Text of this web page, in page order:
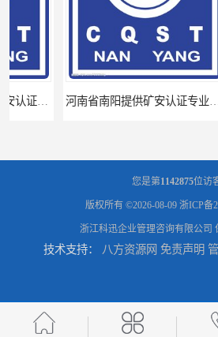
河南省南阳提供矿安认证专业技术服务值得信赖的咨询专家
广东省揭阳、茂名提供矿安认证专业咨询服务机构让你拿本放心省心
您是第1142875位访
版权所有 ©2026-08-09 浙ICP备
浙江科迅企业管理咨询有限公司
技术支持： 八方资源网 免责声明